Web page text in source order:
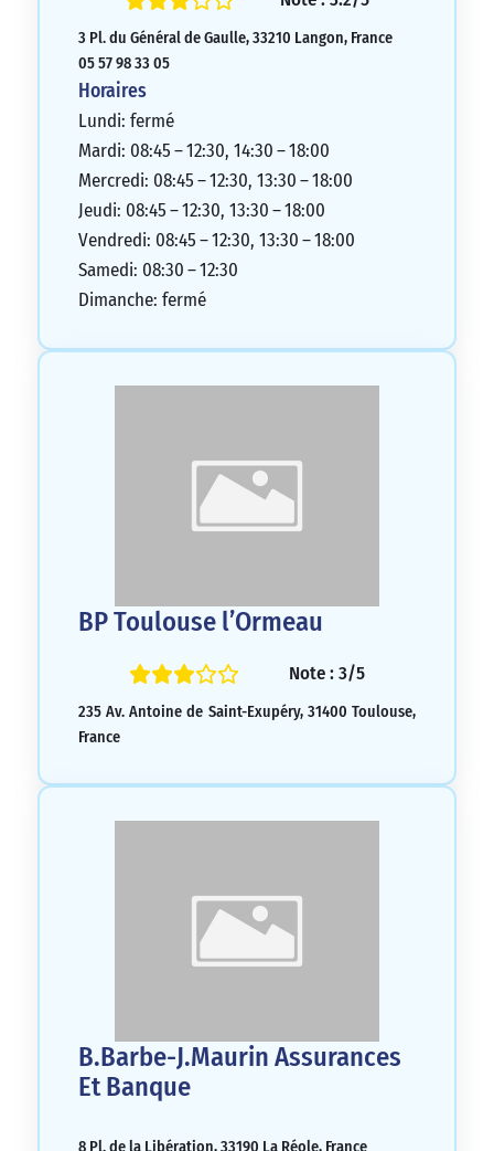
emploi service universel (CESU), ainsi que
de la réversion que ma concubine et moi
recevons. Nous avons été reçus de
manière très désagréable et nous nous
sommes sentis maltraités. Comme on dit,
les promesses n’engagent que ceux qui les
croient.
Cordialement, M. Lagarde et Mme
Charbonnier
3 Pl. du Général de Gaulle, 33210 Langon, France
05 57 98 33 05
Horaires
Lundi: fermé
Mardi: 08:45 – 12:30, 14:30 – 18:00
Mercredi: 08:45 – 12:30, 13:30 – 18:00
Jeudi: 08:45 – 12:30, 13:30 – 18:00
Vendredi: 08:45 – 12:30, 13:30 – 18:00
Samedi: 08:30 – 12:30
Dimanche: fermé
BP Toulouse l’Ormeau
Note : 3/5
235 Av. Antoine de Saint-Exupéry, 31400 Toulouse,
France
B.Barbe-J.Maurin Assurances
Et Banque